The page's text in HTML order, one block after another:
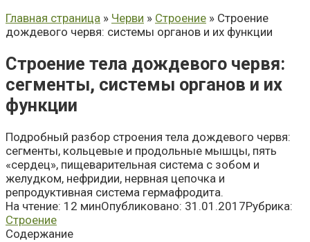
Главная страница » Черви » Строение » Строение
дождевого червя: системы органов и их функции
Строение тела дождевого червя:
сегменты, системы органов и их
функции
Подробный разбор строения тела дождевого червя:
сегменты, кольцевые и продольные мышцы, пять
«сердец», пищеварительная система с зобом и
желудком, нефридии, нервная цепочка и
репродуктивная система гермафродита.
На чтение: 12 минОпубликовано: 31.01.2017Рубрика:
Строение
Содержание